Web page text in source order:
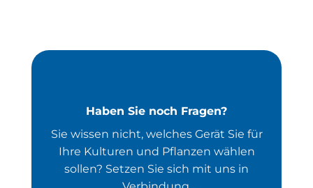
Haben Sie noch Fragen?
Sie wissen nicht, welches Gerät Sie für
Ihre Kulturen und Pflanzen wählen
sollen? Setzen Sie sich mit uns in